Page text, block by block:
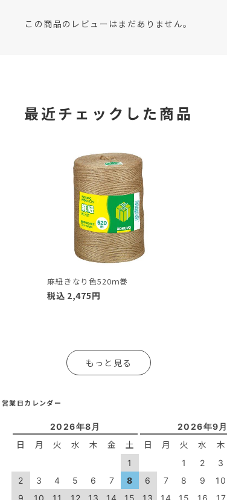
この商品のレビューはまだありません。
最近チェックした商品
麻紐きなり色520ｍ巻
税込 2,475円
もっと見る
営業日カレンダー
2026年8月
日 月 火 水 木 金 土
1
2
3 4 5 6 7
8
9
10 11 12 13 14 15
2026年9月
日 月 火 水 木
1 2 3
6
7 8 9 10
13
14 15 16 17